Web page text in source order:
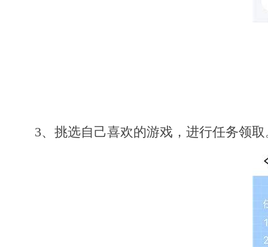
3、挑选自己喜欢的游戏，进行任务领取